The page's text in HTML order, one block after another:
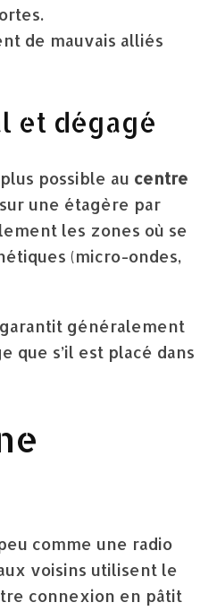
de mauvais alliés
et dégagé
possible au centre
une étagère par
les zones où se
(micro-ondes,
généralement
que s’il est placé dans
comme une radio
voisins utilisent le
connexion en pâtit